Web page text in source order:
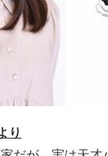
り